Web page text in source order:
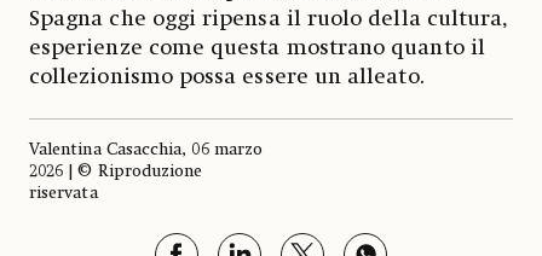
Spagna che oggi ripensa il ruolo della cultura,
esperienze come questa mostrano quanto il
collezionismo possa essere un alleato.
Valentina Casacchia, 06 marzo
2026 | © Riproduzione
riservata